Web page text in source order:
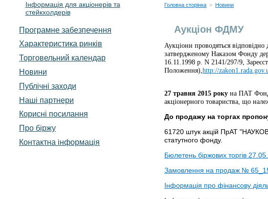
4 серпня 2026 р. До Списку активів
Інформація для акціонерів та
стейкхолдерів
Програмне забезпечення
Характеристика pинків
Торговельний календар
Новини
Публічні заходи
Наші партнери
Корисні посилання
Про біржу
Контактна інформація
Головна сторінка > Новини
Аукціон ФДМУ
Аукціони проводяться
затвердженому Наказом Фонду
16.11.1998 р. N 2141/297/9,
Положення), http://
27 травня 2015 року на ПАТ
акціонерного товариства, що
До продажу на торгах
61720 штук акцій ПрАТ
статутного фонду.
Бюлетень біржових торгів
Замовлення на продаж №
Інформація про фінансову